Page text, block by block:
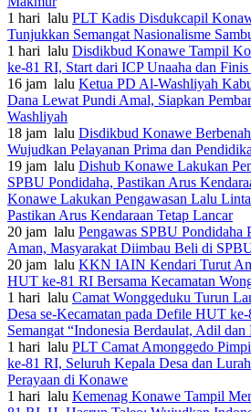
1 hari lalu PLT Kadis Disdukcapil
Tunjukkan Semangat Nasionalisme
1 hari lalu Disdikbud Konawe Tampil
ke-81 RI, Start dari ICP Unaaha dan
16 jam lalu Ketua PD Al-Washliyah
Dana Lewat Pundi Amal, Siapkan
Washliyah
18 jam lalu Disdikbud Konawe
Wujudkan Pelayanan Prima dan
19 jam lalu Dishub Konawe Lakukan
SPBU Pondidaha, Pastikan Arus
Konawe Lakukan Pengawasan Lalu
Pastikan Arus Kendaraan Tetap Lancar
20 jam lalu Pengawas SPBU Pondidaha
Aman, Masyarakat Diimbau Beli di
20 jam lalu KKN IAIN Kendari Turut
HUT ke-81 RI Bersama Kecamatan
1 hari lalu Camat Wonggeduku Turun
Desa se-Kecamatan pada Defile HUT
Semangat “Indonesia Berdaulat, Adil dan
1 hari lalu PLT Camat Amonggedo
ke-81 RI, Seluruh Kepala Desa dan
Perayaan di Konawe
1 hari lalu Kemenag Konawe Tampil